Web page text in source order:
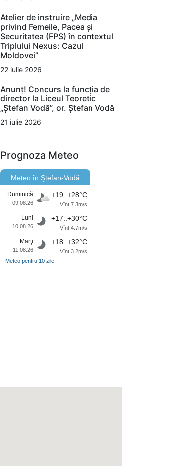
Atelier de instruire „Media
privind Femeile, Pacea și
Securitatea (FPS) în contextul
Triplului Nexus: Cazul
Moldovei”
22 iulie 2026
Anunț! Concurs la funcția de
director la Liceul Teoretic
„Ștefan Vodă”, or. Ștefan Vodă
21 iulie 2026
Prognoza Meteo
Meteo în Ştefan-Vodă
Duminică
09.08.26
+19..+28°C
Vînt 7.3m/s
Luni
10.08.26
+17..+30°C
Vînt 4.7m/s
Marţi
11.08.26
+18..+32°C
Vînt 3.2m/s
Meteo pentru 10 zile